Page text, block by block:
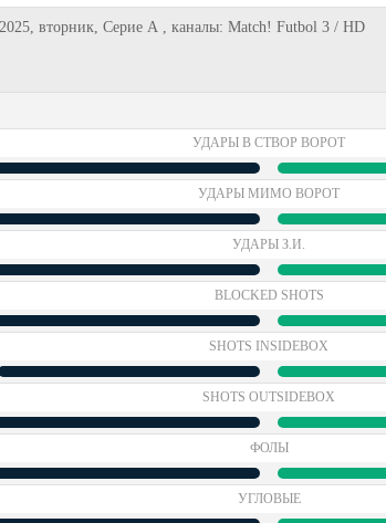
вторник, Серие А , каналы: Match! Futbol 3 / HD
УДАРЫ В СТВОР ВОРОТ
УДАРЫ МИМО ВОРОТ
УДАРЫ З.И.
BLOCKED SHOTS
SHOTS INSIDEBOX
SHOTS OUTSIDEBOX
ФОЛЫ
УГЛОВЫЕ